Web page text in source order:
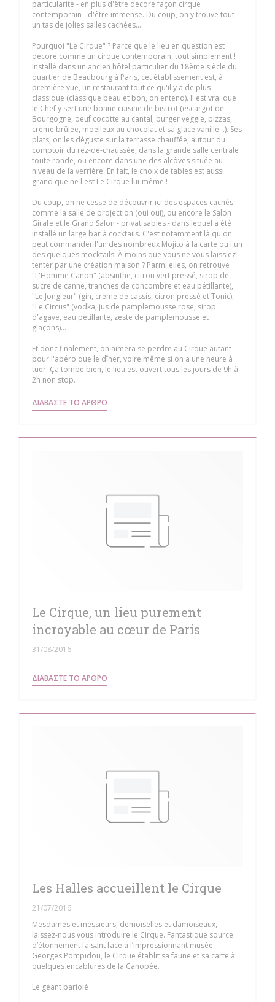
particularité - en plus d'être décoré façon cirque
contemporain - d'être immense. Du coup, on y trouve tout
un tas de jolies salles cachées...
Pourquoi "Le Cirque" ? Parce que le lieu en question est
décoré comme un cirque contemporain, tout simplement !
Installé dans un ancien hôtel particulier du 18ème siècle du
quartier de Beaubourg à Paris, cet établissement est, à
première vue, un restaurant tout ce qu'il y a de plus
classique (classique beau et bon, on entend). Il est vrai que
le Chef y sert une bonne cuisine de bistrot (escargot de
Bourgogne, oeuf cocotte au cantal, burger veggie, pizzas,
crème brûlée, moelleux au chocolat et sa glace vanille...). Ses
plats, on les déguste sur la terrasse chauffée, autour du
comptoir du rez-de-chaussée, dans la grande salle centrale
toute ronde, ou encore dans une des alcôves située au
niveau de la verrière. En fait, le choix de tables est aussi
grand que ne l'est Le Cirque lui-même !
Du coup, on ne cesse de découvrir ici des espaces cachés
comme la salle de projection (oui oui), ou encore le Salon
Girafe et le Grand Salon - privatisables - dans lequel a été
installé un large bar à cocktails. C'est notamment là qu'on
peut commander l'un des nombreux Mojito à la carte ou l'un
des quelques mocktails. À moins que vous ne vous laissiez
tenter par une création maison ? Parmi elles, on retrouve
"L'Homme Canon" (absinthe, citron vert pressé, sirop de
sucre de canne, tranches de concombre et eau pétillante),
"Le Jongleur" (gin, crème de cassis, citron pressé et Tonic),
"Le Circus" (vodka, jus de pamplemousse rose, sirop
d'agave, eau pétillante, zeste de pamplemousse et
glaçons)...
Et donc finalement, on aimera se perdre au Cirque autant
pour l'apéro que le dîner, voire même si on a une heure à
tuer. Ça tombe bien, le lieu est ouvert tous les jours de 9h à
2h non stop.
ΔΙΑΒΆΣΤΕ ΤΟ ΆΡΘΡΟ
Le Cirque, un lieu purement
incroyable au cœur de Paris
31/08/2016
ΔΙΑΒΆΣΤΕ ΤΟ ΆΡΘΡΟ
Les Halles accueillent le Cirque
21/07/2016
Mesdames et messieurs, demoiselles et damoiseaux,
laissez-nous vous introduire le Cirque. Fantastique source
d’étonnement faisant face à l’impressionnant musée
Georges Pompidou, le Cirque établit sa faune et sa carte à
quelques encablures de la Canopée.
Le géant bariolé